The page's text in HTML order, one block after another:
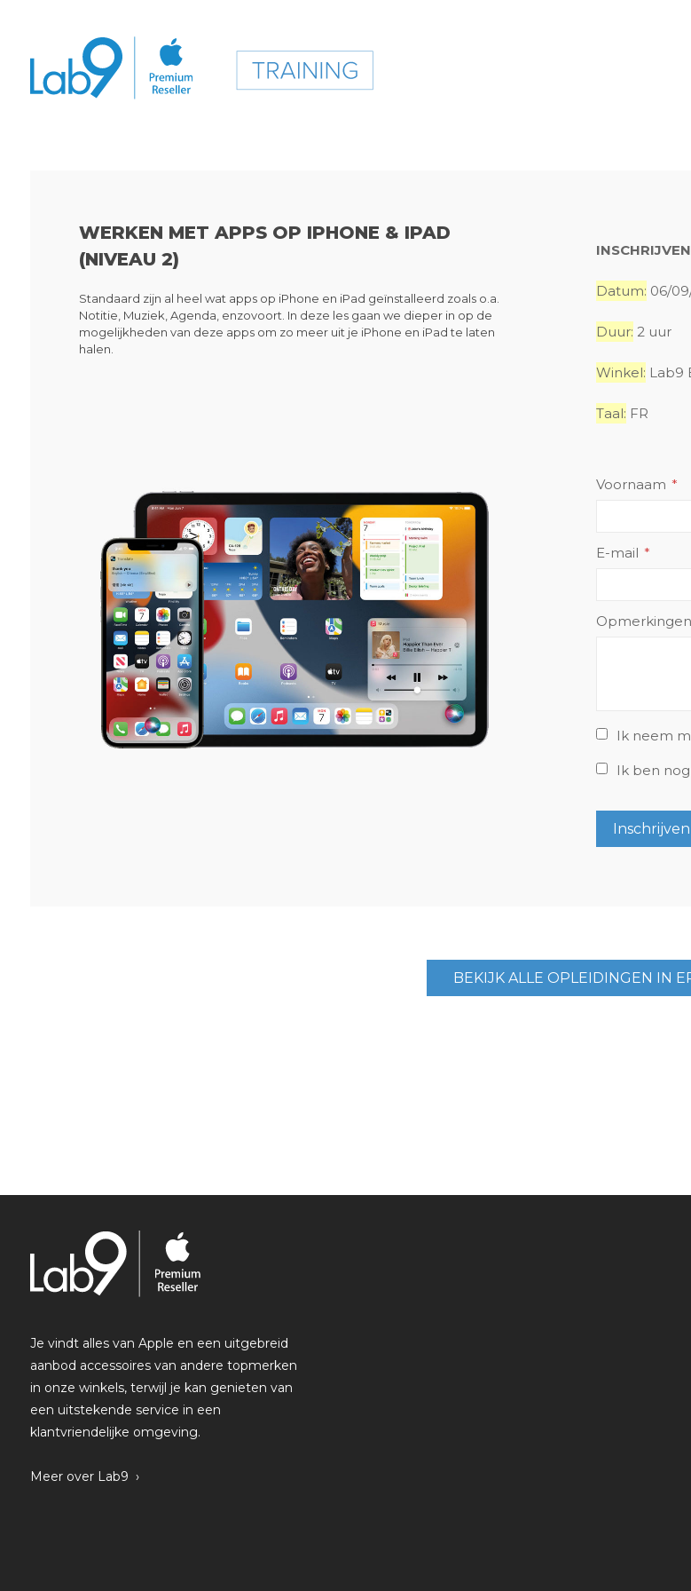
WERKEN MET APPS OP IPHONE & IPAD
(NIVEAU 2)
Standaard zijn al heel wat apps op iPhone en iPad geïnstalleerd zoals o.a.
Notitie, Muziek, Agenda, enzovoort. In deze les gaan we dieper in op de
mogelijkheden van deze apps om zo meer uit je iPhone en iPad te laten
halen.
Datum: 06/
Duur: 2 uur
Winkel: Lab9
Taal: FR
Voornaam
E-mail
Opmerkingen
Ik neem
Ik ben
Inschrijven
BEKIJK ALLE OPLEIDINGEN IN
Je vindt alles van Apple en een uitgebreid
aanbod accessoires van andere topmerken
in onze winkels, terwijl je kan genieten van
een uitstekende service in een
klantvriendelijke omgeving.
Meer over Lab9 ›